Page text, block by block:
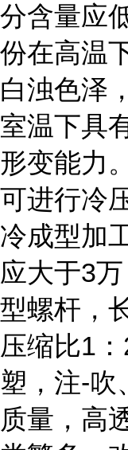
分含量应
份在高温
白浊色泽
室温下具
形变能力
可进行冷
冷成型加
应大于3
型螺杆，
压缩比1
塑，注-吹
质量，高